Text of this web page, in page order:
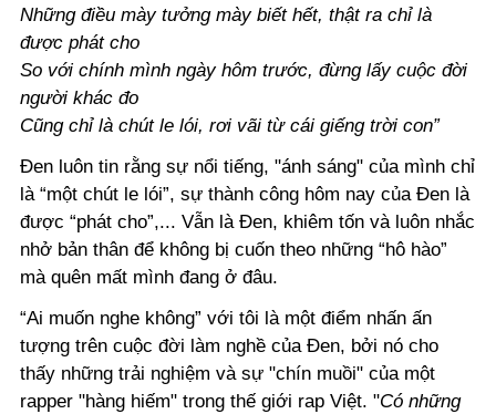
Những điều mày tưởng mày biết hết, thật ra chỉ là
được phát cho
So với chính mình ngày hôm trước, đừng lấy cuộc đời
người khác đo
Cũng chỉ là chút le lói, rơi vãi từ cái giếng trời con”
Đen luôn tin rằng sự nổi tiếng, "ánh sáng" của mình chỉ
là “một chút le lói”, sự thành công hôm nay của Đen là
được “phát cho”,... Vẫn là Đen, khiêm tốn và luôn nhắc
nhở bản thân để không bị cuốn theo những “hô hào”
mà quên mất mình đang ở đâu.
“Ai muốn nghe không” với tôi là một điểm nhấn ấn
tượng trên cuộc đời làm nghề của Đen, bởi nó cho
thấy những trải nghiệm và sự "chín muồi" của một
rapper "hàng hiếm" trong thế giới rap Việt. "Có những